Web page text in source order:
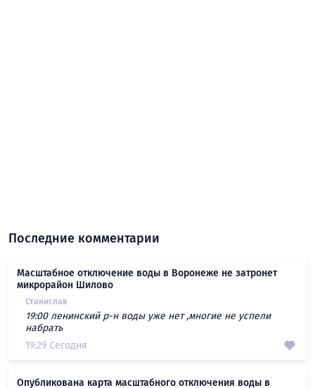
Последние комментарии
Масштабное отключение воды в Воронеже не затронет
микрорайон Шилово
Станислав
19:00 ленинский р-н воды уже нет ,многие не успели
набрать
19:29 Сегодня
Опубликована карта масштабного отключения воды в